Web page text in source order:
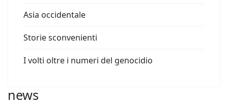
Asia occidentale
Storie sconvenienti
I volti oltre i numeri del genocidio
news